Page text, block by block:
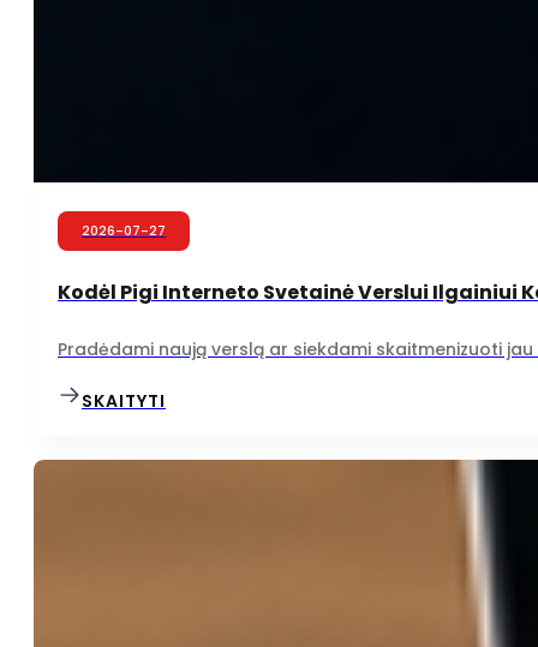
2026-07-27
Kodėl Pigi Interneto Svetainė Verslui Ilgainiui
Pradėdami naują verslą ar siekdami skaitmenizuoti
SKAITYTI